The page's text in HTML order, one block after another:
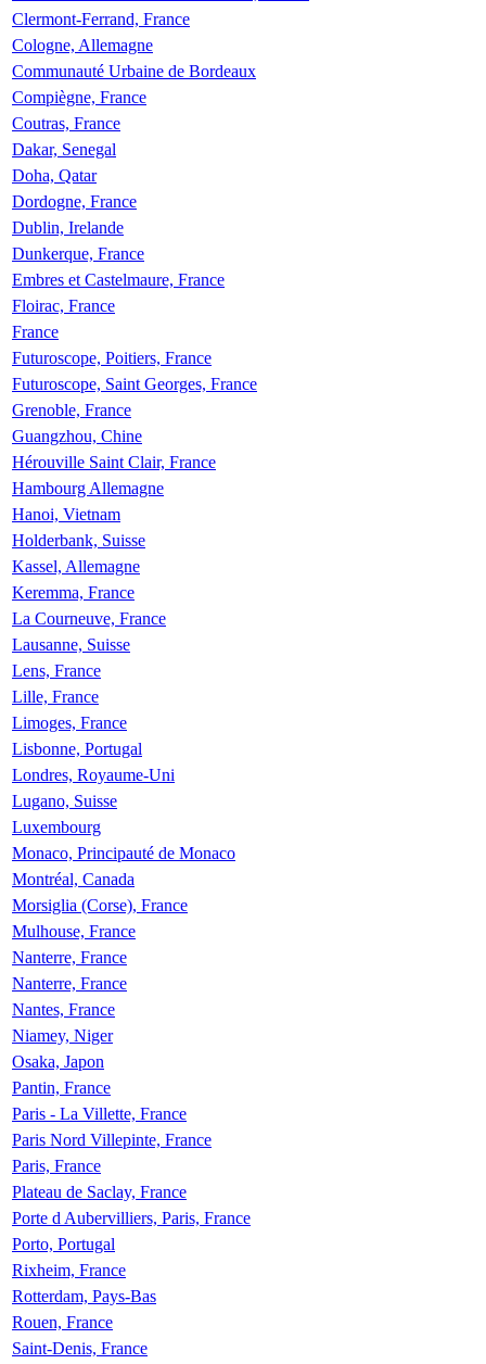
Clermont-Ferrand, France
Cologne, Allemagne
Communauté Urbaine de Bordeaux
Compiègne, France
Coutras, France
Dakar, Senegal
Doha, Qatar
Dordogne, France
Dublin, Irelande
Dunkerque, France
Embres et Castelmaure, France
Floirac, France
France
Futuroscope, Poitiers, France
Futuroscope, Saint Georges, France
Grenoble, France
Guangzhou, Chine
Hérouville Saint Clair, France
Hambourg Allemagne
Hanoi, Vietnam
Holderbank, Suisse
Kassel, Allemagne
Keremma, France
La Courneuve, France
Lausanne, Suisse
Lens, France
Lille, France
Limoges, France
Lisbonne, Portugal
Londres, Royaume-Uni
Lugano, Suisse
Luxembourg
Monaco, Principauté de Monaco
Montréal, Canada
Morsiglia (Corse), France
Mulhouse, France
Nanterre, France
Nanterre, France
Nantes, France
Niamey, Niger
Osaka, Japon
Pantin, France
Paris - La Villette, France
Paris Nord Villepinte, France
Paris, France
Plateau de Saclay, France
Porte d Aubervilliers, Paris, France
Porto, Portugal
Rixheim, France
Rotterdam, Pays-Bas
Rouen, France
Saint-Denis, France